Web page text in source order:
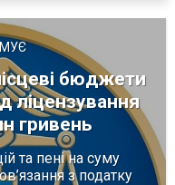
бюджети
ліцензування
гривень
та пені на суму
з податку